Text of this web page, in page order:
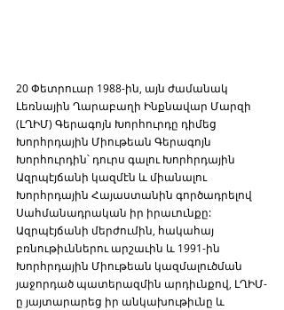
20 Փետրուար 1988-ին, այն ժամանակ
Լեռնային Ղարաբաղի Ինքնավար Մարզի
(ԼՂԻՄ) Գերագոյն Խորհուրդը դիմեց
Խորհրդային Միութեան Գերագոյն
Խորհուրդին՝ դուրս գալու Խորհրդային
Ազրպէյճանի կազմէն և միանալու
Խորհրդային Հայաստանին գործադրելով
Սահմանադրական իր իրաւունքը:
Ազրպէյճանի մերժումին, հակահայ
բռնութիւններու արշաւին և 1991-ին
Խորհրդային Միութեան կազմալուծման
յաջորդած պատերազմին արդիւնքով, ԼՂԻՄ-
ը յայտարարեց իր անկախութիւնը և